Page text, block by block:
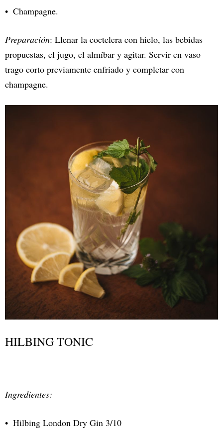
Champagne.
Preparación: Llenar la coctelera con hielo, las bebidas
propuestas, el jugo, el almíbar y agitar. Servir en vaso
trago corto previamente enfriado y completar con
champagne.
HILBING TONIC
Ingredientes:
Hilbing London Dry Gin 3/10